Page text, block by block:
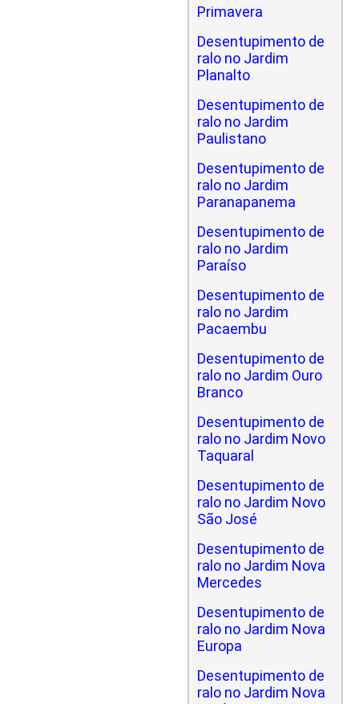
Primavera
Desentupimento de
ralo no Jardim
Planalto
Desentupimento de
ralo no Jardim
Paulistano
Desentupimento de
ralo no Jardim
Paranapanema
Desentupimento de
ralo no Jardim
Paraíso
Desentupimento de
ralo no Jardim
Pacaembu
Desentupimento de
ralo no Jardim Ouro
Branco
Desentupimento de
ralo no Jardim Novo
Taquaral
Desentupimento de
ralo no Jardim Novo
São José
Desentupimento de
ralo no Jardim Nova
Mercedes
Desentupimento de
ralo no Jardim Nova
Europa
Desentupimento de
ralo no Jardim Nova